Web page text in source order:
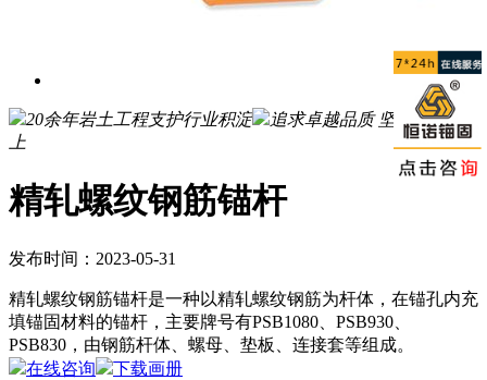
20余年岩土工程支护行业积淀
追求卓越品质 坚持客户至
上
精轧螺纹钢筋锚杆
发布时间：2023-05-31
精轧螺纹钢筋锚杆是一种以精轧螺纹钢筋为杆体，在锚孔内充
填锚固材料的锚杆，主要牌号有PSB1080、PSB930、
PSB830，由钢筋杆体、螺母、垫板、连接套等组成。
在线咨询
下载画册